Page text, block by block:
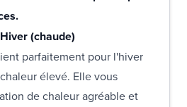
(chaude)
parfaitement pour l'hiver
élevé. Elle vous
de chaleur agréable et